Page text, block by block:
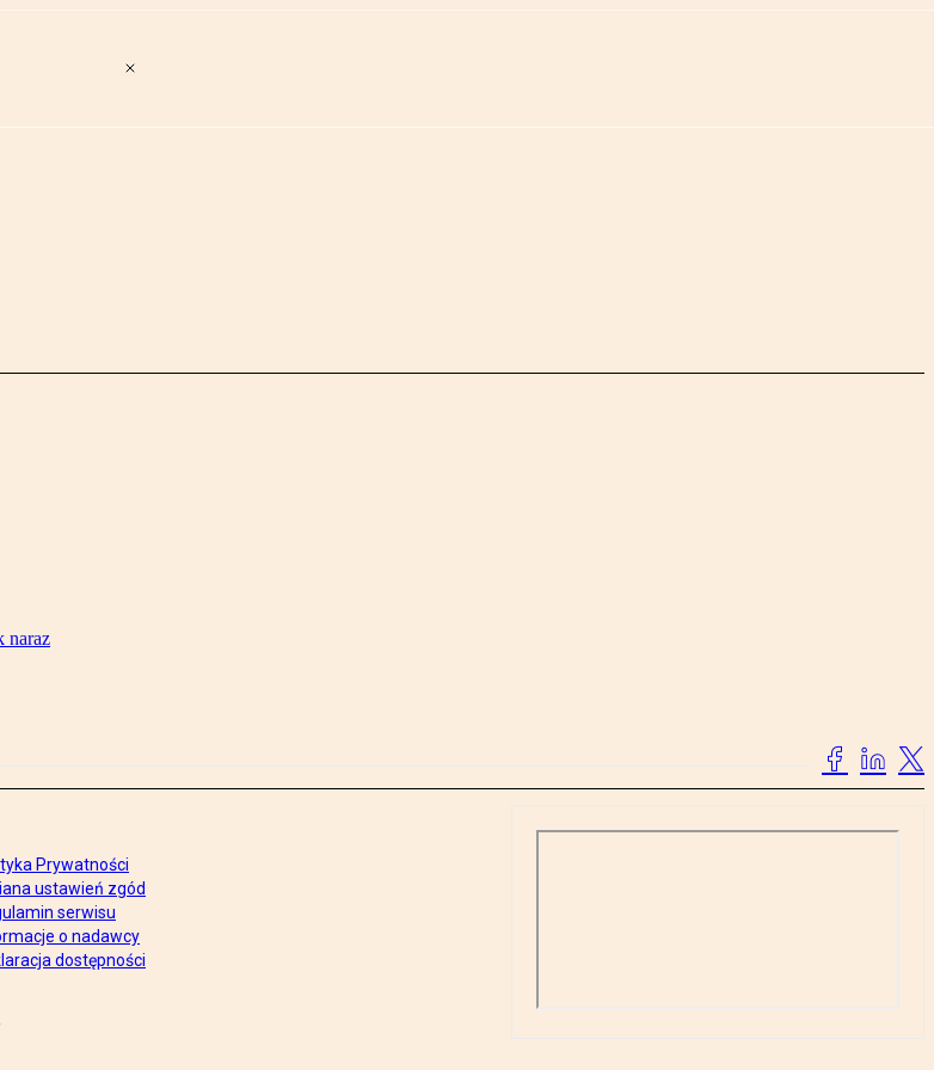
naraz
Prywatności
ustawień zgód
serwisu
o nadawcy
dostępności